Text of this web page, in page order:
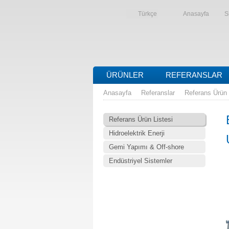
Türkçe Anasayfa
ÜRÜNLER REFERANSLAR
Anasayfa Referanslar Referans
Referans Ürün Listesi
Hidroelektrik Enerji
Gemi Yapımı & Off-shore
Endüstriyel Sistemler